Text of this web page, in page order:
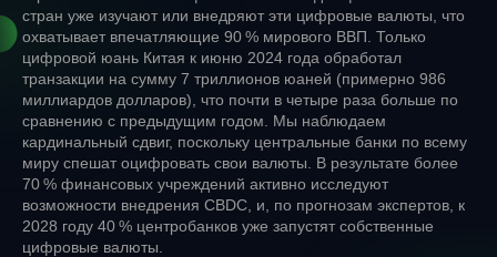
стран уже изучают или внедряют эти цифровые валюты, что
охватывает впечатляющие 90 % мирового ВВП. Только
цифровой юань Китая к июню 2024 года обработал
транзакции на сумму 7 триллионов юаней (примерно 986
миллиардов долларов), что почти в четыре раза больше по
сравнению с предыдущим годом. Мы наблюдаем
кардинальный сдвиг, поскольку центральные банки по всему
миру спешат оцифровать свои валюты. В результате более
70 % финансовых учреждений активно исследуют
возможности внедрения CBDC, и, по прогнозам экспертов, к
2028 году 40 % центробанков уже запустят собственные
цифровые валюты.